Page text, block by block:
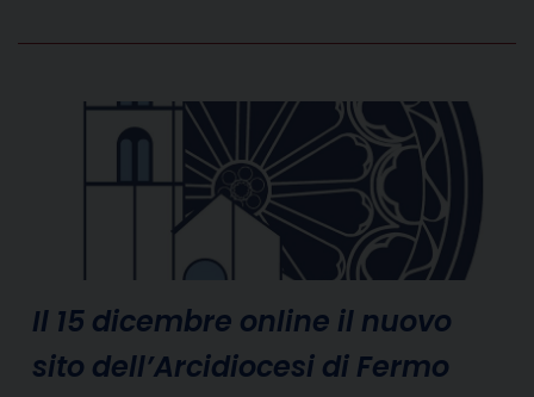
Il 15 dicembre online il nuovo
sito dell’Arcidiocesi di Fermo